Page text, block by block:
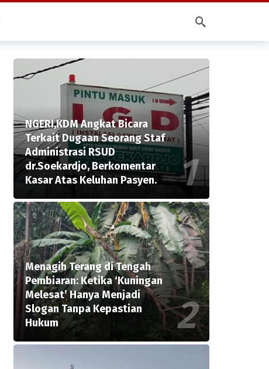
NGERI,KDM Angkat Bicara
Terkait Dugaan Seorang Staf
Administrasi RSUD
dr.Soekardjo, Berkomentar
Kasar Atas Keluhan Pasyen.
Menagih Terang di Tengah
Pembiaran: Ketika ‘Kuningan
Melesat’ Hanya Menjadi
Slogan Tanpa Kepastian
Hukum